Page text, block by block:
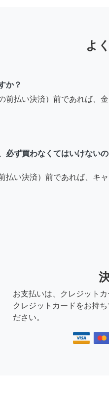
よ
か？
前払い決済）前であれば、金
必ず買わなくてはいけないの
払い決済）前であれば、キャ
お支払いは、クレジット
クレジットカードをお持
ださい。